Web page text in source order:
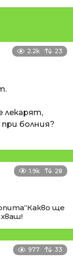
2.2k 23
лекарят,
болния?
1.9k 28
ще
977 33